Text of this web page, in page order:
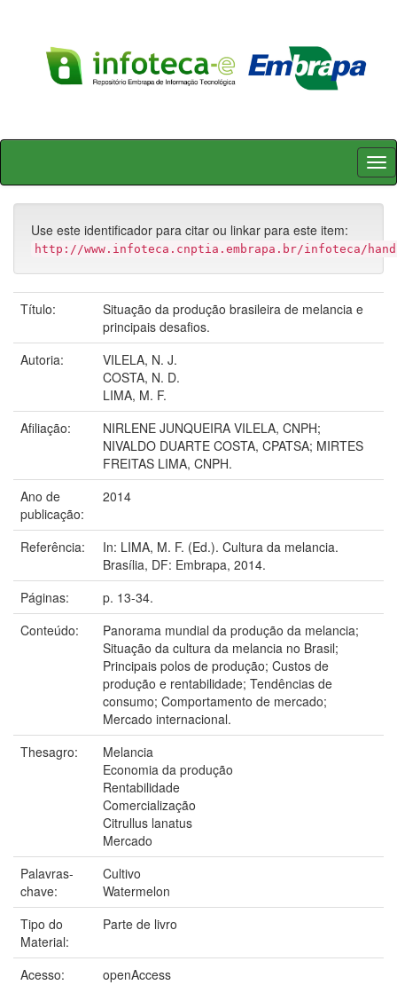
Skip
Use este identificador para citar ou linkar para este item:
http://www.infoteca.cnptia.embrapa.br/infoteca/
Título:
Situação da produção brasileira de melancia e
principais desafios.
Autoria:
VILELA, N. J.
COSTA, N. D.
LIMA, M. F.
Afiliação:
NIRLENE JUNQUEIRA VILELA, CNPH;
NIVALDO DUARTE COSTA, CPATSA; MIRTES
FREITAS LIMA, CNPH.
Ano de
publicação:
2014
Referência:
In: LIMA, M. F. (Ed.). Cultura da melancia.
Brasília, DF: Embrapa, 2014.
Páginas:
p. 13-34.
Conteúdo:
Panorama mundial da produção da melancia;
Situação da cultura da melancia no Brasil;
Principais polos de produção; Custos de
produção e rentabilidade; Tendências de
consumo; Comportamento de mercado;
Mercado internacional.
Thesagro:
Melancia
Economia da produção
Rentabilidade
Comercialização
Citrullus lanatus
Mercado
Palavras-
chave:
Cultivo
Watermelon
Tipo do
Material:
Parte de livro
Acesso:
openAccess